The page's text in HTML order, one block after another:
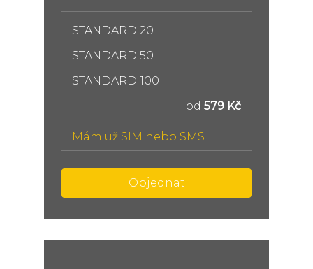
STANDARD 20
STANDARD 50
STANDARD 100
od 579 Kč
Mám už SIM nebo SMS
Objednat